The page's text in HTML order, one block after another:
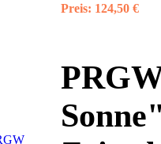
Preis: 124,50 €